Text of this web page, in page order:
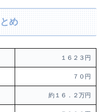
め
１６２３円
７０円
約１６．２万円